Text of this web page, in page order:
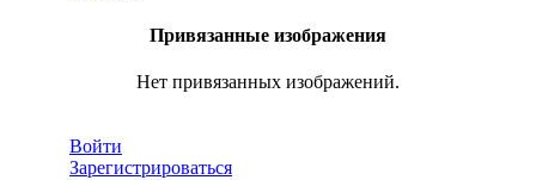
Привязанные изображения
Нет привязанных изображений.
Войти
Зарегистрироваться